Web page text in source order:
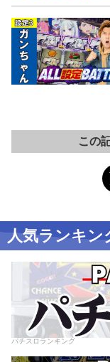
この
人気ランキン
パチスロランキング